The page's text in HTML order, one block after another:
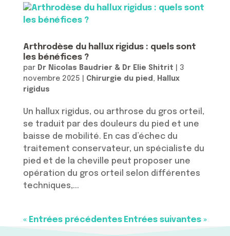
Arthrodèse du hallux rigidus : quels sont
les bénéfices ?
par Dr Nicolas Baudrier & Dr Elie Shitrit
3
novembre 2025
Chirurgie du pied , Hallux
rigidus
Un hallux rigidus, ou arthrose du gros orteil,
se traduit par des douleurs du pied et une
baisse de mobilité. En cas d’échec du
traitement conservateur, un spécialiste du
pied et de la cheville peut proposer une
opération du gros orteil selon différentes
techniques,...
« Entrées précédentes Entrées suivantes »